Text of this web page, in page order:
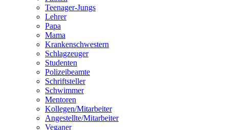
Teenager-Jungs
Lehrer
Papa
Mama
Krankenschwestern
Schlagzeuger
Studenten
Polizeibeamte
Schriftsteller
Schwimmer
Mentoren
Kollegen/Mitarbeiter
Angestellte/Mitarbeiter
Veganer